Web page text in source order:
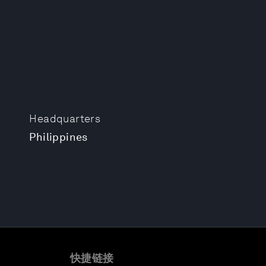
Headquarters
Philippines
快捷链接